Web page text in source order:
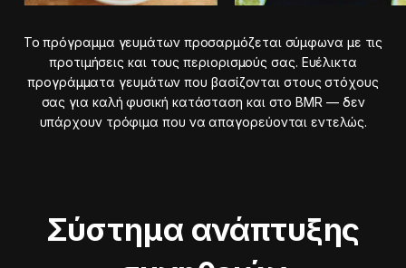
Το πρόγραμμα γευμάτων προσαρμόζεται σύμφωνα με τις
προτιμήσεις και τους περιορισμούς σας. Ευέλικτα
προγράμματα γευμάτων που βασίζονται στους στόχους
σας για καλή φυσική κατάσταση και στο BMR — δεν
υπάρχουν τρόφιμα που να απαγορεύονται εντελώς.
Σύστημα ανάπτυξης